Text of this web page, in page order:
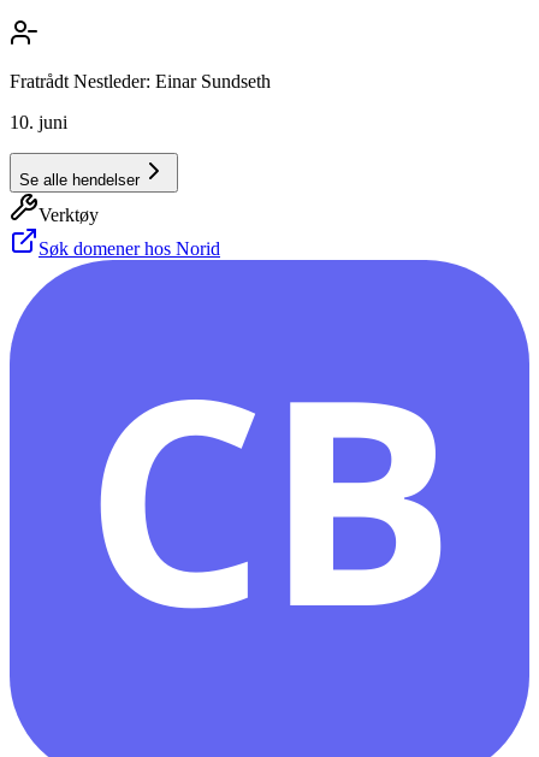
Fratrådt Nestleder: Einar Sundseth
10. juni
Se alle hendelser
Verktøy
Søk domener hos Norid
CB